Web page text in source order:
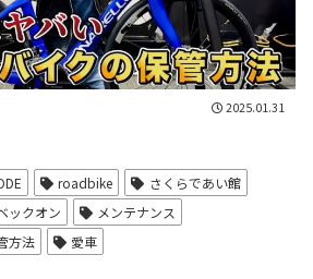
2025.01.31
roadbike
さくらであい館
ックオン
メンテナンス
方法 愛車